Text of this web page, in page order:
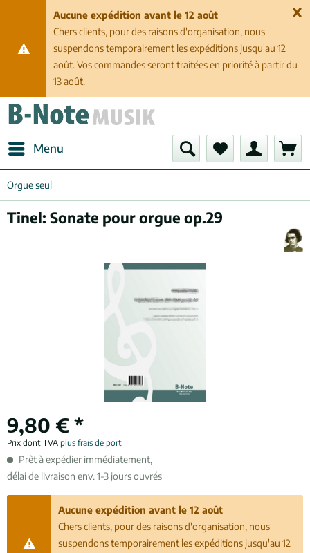
Aucune expédition avant le 12 août
Chers clients, pour des raisons d'organisation, nous
suspendons temporairement les expéditions jusqu'au 12
août. Vos commandes seront traitées en priorité à partir du
13 août.
Menu
Orgue seul
Tinel: Sonate pour orgue op.29
9,80 € *
Prix dont TVA plus frais de port
Prêt à expédier immédiatement,
délai de livraison env. 1-3 jours ouvrés
Aucune expédition avant le 12 août
Chers clients, pour des raisons d'organisation, nous
suspendons temporairement les expéditions jusqu'au 12